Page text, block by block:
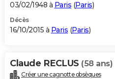
03/02/1948 à Paris (Paris)
Décès
16/10/2015 à Paris (Paris)
Claude RECLUS (58 ans)
Créer une cagnotte obsèques